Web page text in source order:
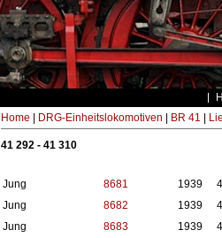
Home DRG-Einheitslokomotiven BR 41
41 292 - 41 310
Jung 8681 1939
Jung
8682 1939
Jung
8683 1939